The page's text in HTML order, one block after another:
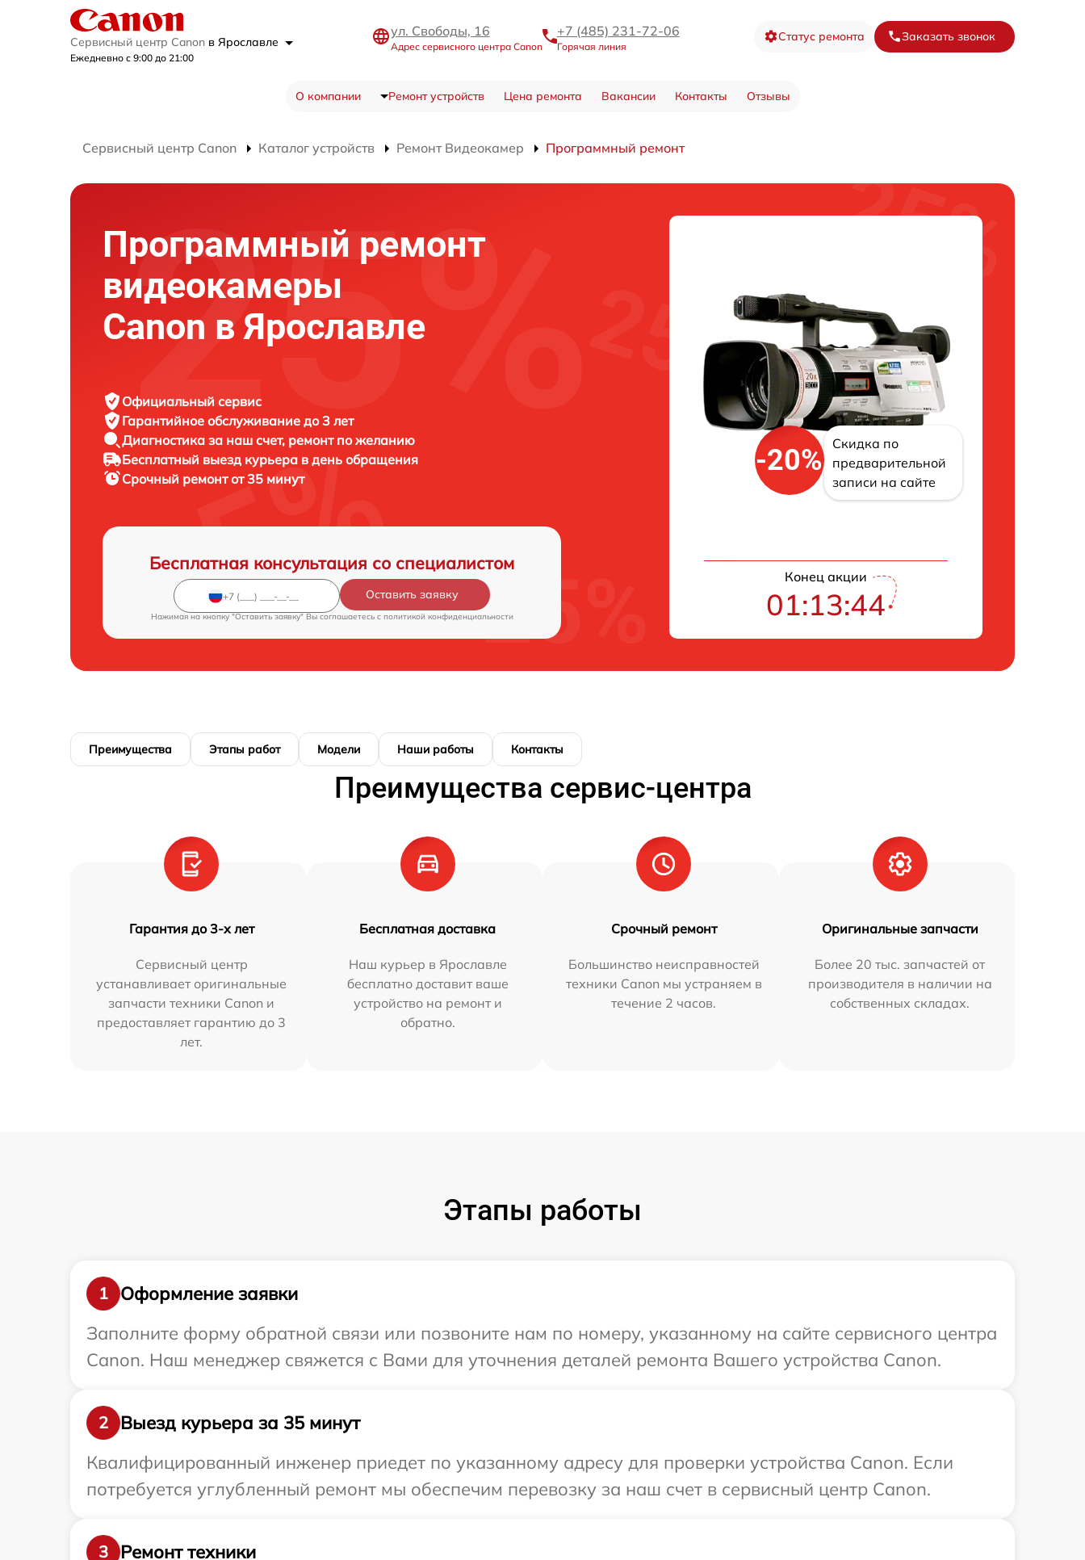
Сервисный центр Canon в Ярославле
Ежедневно с 9:00 до 21:00
ул. Свободы, 16
Адрес сервисного центра Canon
+7 (485) 231-72-06
Горячая линия
Статус ремонта Заказать звонок
О компании Ремонт устройств Цена ремонта Вакансии Контакты Отзывы
Сервисный центр Canon Каталог устройств Ремонт Видеокамер Программный ремонт
Программный ремонт
видеокамеры
Canon в Ярославле
Официальный сервис
Гарантийное обслуживание до 3 лет
Диагностика за наш счет, ремонт по желанию
Бесплатный выезд курьера в день обращения
Срочный ремонтот 35 минут
Бесплатная консультация со специалистом
Оставить заявку
Нажимая на кнопку "Оставить заявку" Вы соглашаетесь c политикой конфиденциальности
-20%
Скидка по
предварительной
записи на сайте
Конец акции
01:13:43
Преимущества Этапы работ Модели Наши работы Контакты
Преимущества сервис-центра
Гарантия до 3-х лет
Сервисный центр
устанавливает оригинальные
запчасти техники Canon и
предоставляет гарантию до 3
лет.
Бесплатная доставка
Наш курьер в Ярославле
бесплатно доставит ваше
устройство на ремонт и
обратно.
Срочный ремонт
Большинство неисправностей
техники Canon мы устраняем в
течение 2 часов.
Оригинальные запчасти
Более 20 тыс. запчастей от
производителя в наличии на
собственных складах.
Этапы работы
1
Оформление заявки
Заполните форму обратной связи или позвоните нам по номеру, указанному на сайте сервисного центра
Canon. Наш менеджер свяжется с Вами для уточнения деталей ремонта Вашего устройства Canon.
2
Выезд курьера за 35 минут
Квалифицированный инженер приедет по указанному адресу для проверки устройства Canon. Если
потребуется углубленный ремонт мы обеспечим перевозку за наш счет в сервисный центр Canon.
3
Ремонт техники